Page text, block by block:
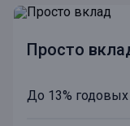
Просто
До 13% годовых